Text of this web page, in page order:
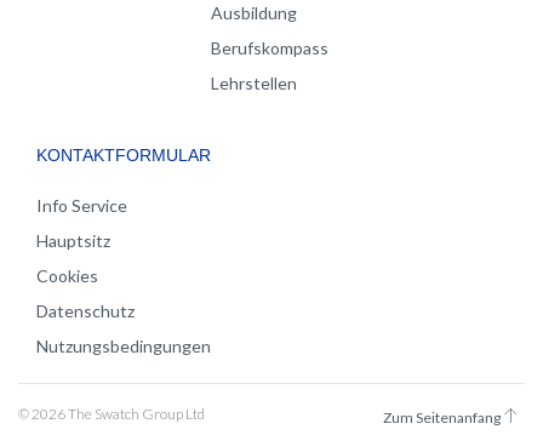
Ausbildung
Berufskompass
Lehrstellen
KONTAKTFORMULAR
Info Service
Hauptsitz
Cookies
Datenschutz
Nutzungsbedingungen
© 2026 The Swatch Group Ltd Zum Seitenanfang